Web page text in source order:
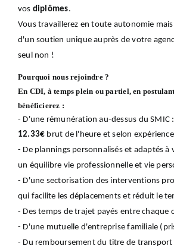
vos diplômes.
Vous travaillerez en toute autonomie
d'un soutien unique auprès de votre
seul non !
Pourquoi nous rejoindre ?
En CDI, à temps plein ou partiel, en
bénéficierez :
- D'une rémunération au-dessus du SMIC :
12.33€ brut de l'heure et selon
- De plannings personnalisés et adaptés à
un équilibre vie professionnelle et vie
- D'une sectorisation des interventions
qui facilite les déplacements et réduit le
- Des temps de trajet payés entre chaque
- D'une mutuelle d'entreprise familiale
- Du remboursement du titre de transport